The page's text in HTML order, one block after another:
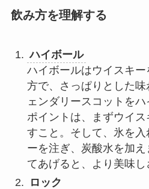
飲み方を理解する
ハイボール
ハイボールはウイスキ
方で、さっぱりとした
ェンダリースコットを
ポイントは、まずウイ
すこと。そして、氷を
ーを注ぎ、炭酸水を加
てあげると、より美味し
ロック